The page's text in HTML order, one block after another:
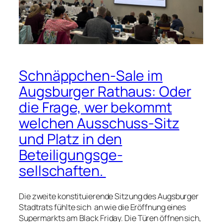
Schnäppchen-Sale im
Augsburger Rathaus: Oder
die Frage, wer bekommt
welchen Ausschuss-Sitz
und Platz in den
Beteiligungsge-
sellschaften.
Die zweite konstituierende Sitzung des Augsburger
Stadtrats fühlte sich an wie die Eröffnung eines
Supermarkts am Black Friday. Die Türen öffnen sich,